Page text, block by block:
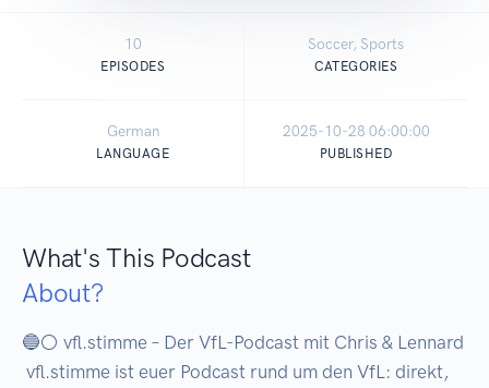
10
EPISODES
Soccer, Sports
CATEGORIES
German
LANGUAGE
2025-10-28 06:00:00
PUBLISHED
What's This Podcast
About?
🔵⚪ vfl.stimme – Der VfL-Podcast mit Chris & Lennard